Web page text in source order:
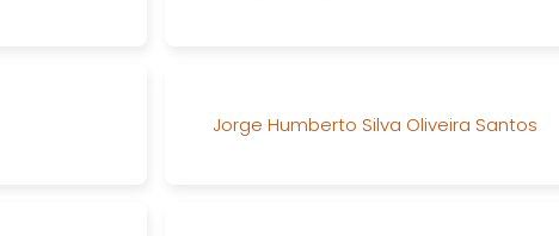
Jorge Humberto Silva Oliveira Santos